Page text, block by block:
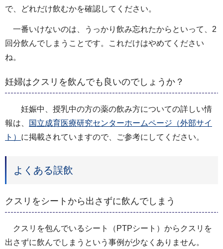
で、どれだけ飲むかを確認してください。
一番いけないのは、うっかり飲み忘れたからといって、2
回分飲んでしまうことです。これだけはやめてください
ね。
妊婦はクスリを飲んでも良いのでしょうか？
妊娠中、授乳中の方の薬の飲み方についての詳しい情
報は、
国立成育医療研究センターホームページ（外部サイ
ト） に掲載されていますので、ご参考にしてください。
よくある誤飲
クスリをシートから出さずに飲んでしまう
クスリを包んでいるシート（PTPシート）からクスリを
出さずに飲んでしまうという事例が少なくありません。